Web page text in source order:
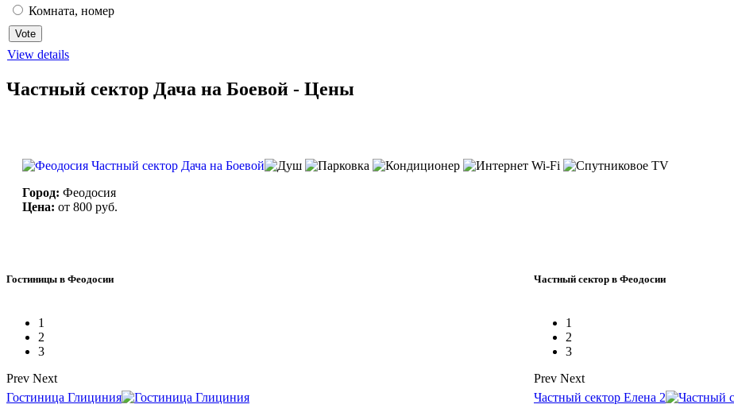
Комната, номер
View details
Частный сектор Дача на Боевой - Цены
Город: Феодосия
Цена: от 800 руб.
Гостиницы в Феодосии Частный сектор в Феодосии
1
2
3
Prev Next
Гостиница Глициния
1
2
3
Prev Next
Частный сектор Елена 2